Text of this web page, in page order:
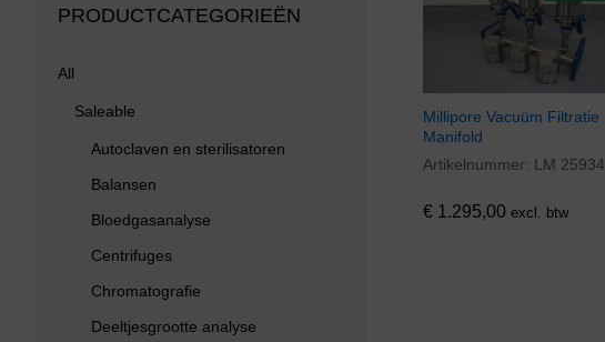
Millipore Vacuüm Filtratie
Manifold
Artikelnummer: LM 25934
€1.295,00 excl. btw
€1.295,00
PRODUCTCATEGORIEËN
All
Saleable
Autoclaven en sterilisatoren
Balansen
Bloedgasanalyse
Centrifuges
Chromatografie
Deeltjesgrootte analyse